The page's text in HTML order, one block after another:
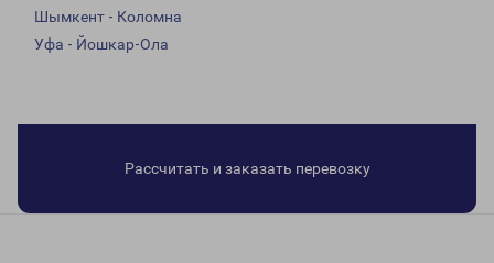
Шымкент - Коломна
Уфа - Йошкар-Ола
Рассчитать и заказать перевозку